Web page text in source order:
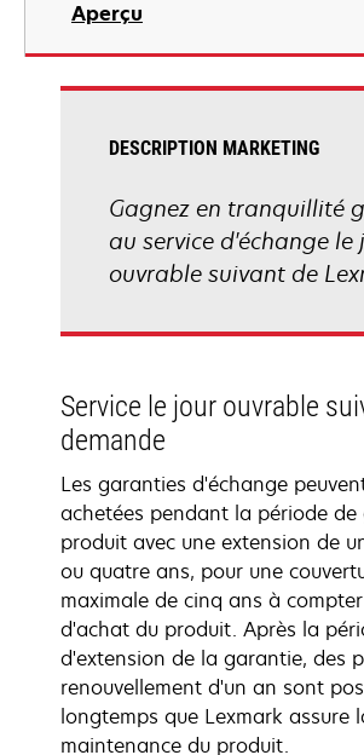
Aperçu
DESCRIPTION MARKETING
Gagnez en tranquillité
au service d'échange le
ouvrable suivant de
Service le jour ouvrable
demande
Les garanties d'échange
achetées pendant la période
produit avec une extension de
ou quatre ans, pour une
maximale de cinq ans à
d'achat du produit. Après la
d'extension de la garantie, des
renouvellement d'un an sont
longtemps que Lexmark assure
maintenance du produit.